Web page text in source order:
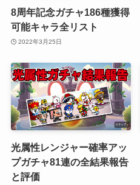
8周年記念ガチャ186種獲得
可能キャラ全リスト
2022年3月25日
光属性レンジャー確率アッ
プガチャ81連の全結果報告
と評価